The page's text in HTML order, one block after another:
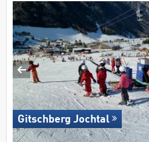
Gitschberg Jochtal